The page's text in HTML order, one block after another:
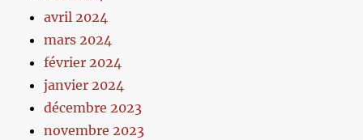
avril 2024
mars 2024
février 2024
janvier 2024
décembre 2023
novembre 2023